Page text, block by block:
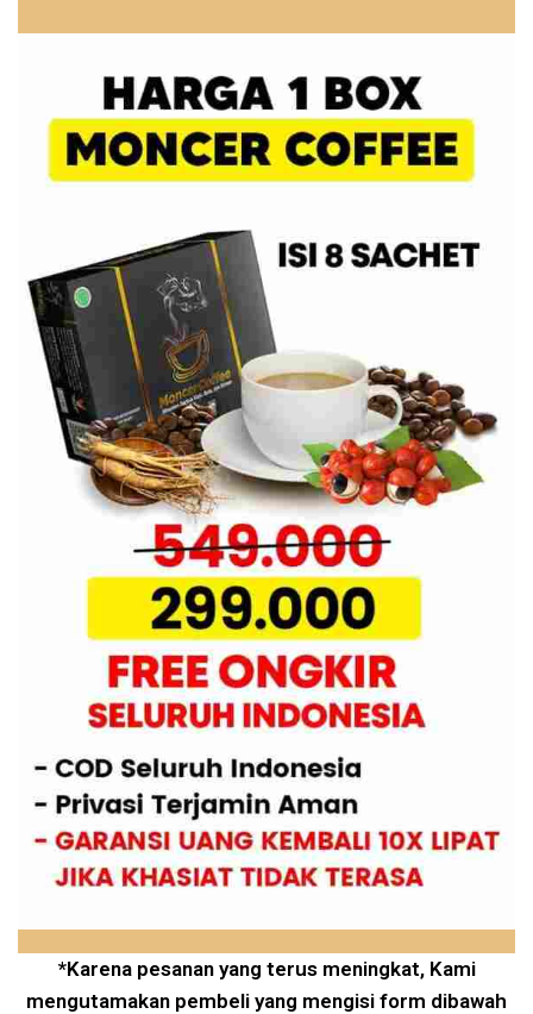
*Karena pesanan yang terus meningkat, Kami
mengutamakan pembeli yang mengisi form dibawah